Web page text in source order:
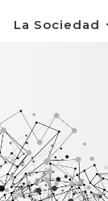
La Sociedad